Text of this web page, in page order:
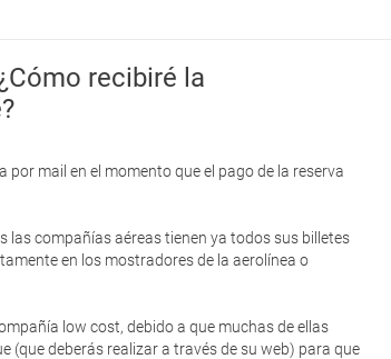
recibiré la
mail en el momento que el pago de la reserva
las compañías aéreas tienen ya todos sus billetes
en los mostradores de la aerolínea o
low cost, debido a que muchas de ellas
(que deberás realizar a través de su web) para que